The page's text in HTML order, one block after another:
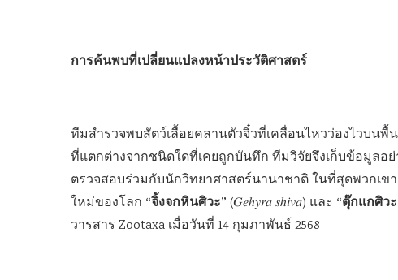
การค้นพบที่เปลี่ยนแปลงหน้าประวัติศาสตร์
ทีมสำรวจพบสัตว์เลื้อยคลานตัวจิ๋วที่เคลื่อนไหวว่องไวบน
ที่แตกต่างจากชนิดใดที่เคยถูกบันทึก ทีมวิจัยจึงเก็บข้อมูลอ
ตรวจสอบร่วมกับนักวิทยาศาสตร์นานาชาติ ในที่สุดพวกเ
ใหม่ของโลก “จิ้งจกหินศิวะ” (𝐺𝑒ℎ𝑦𝑟𝑎 𝑠ℎ𝑖𝑣𝑎) และ “ตุ๊กแกศิว
วารสาร Zootaxa เมื่อวันที่ 14 กุมภาพันธ์ 2568